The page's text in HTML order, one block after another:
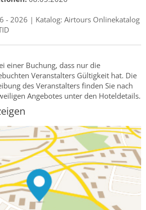
- 2026 | Katalog: Airtours Onlinekatalog
einer Buchung, dass nur die
Veranstalters Gültigkeit hat. Die
des Veranstalters finden Sie nach
Angebotes unter den Hoteldetails.